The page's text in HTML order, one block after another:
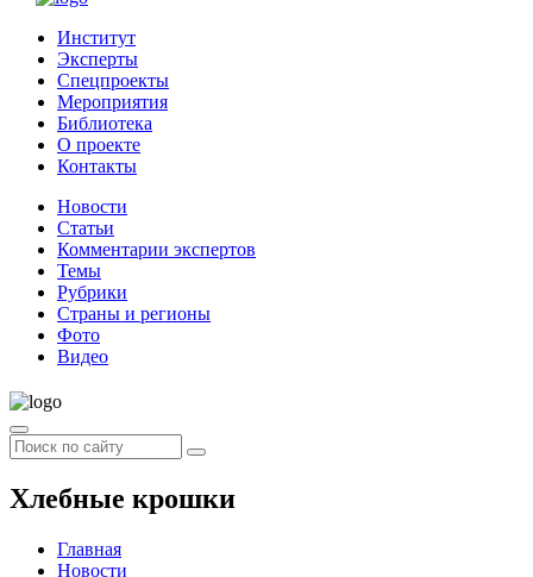
Институт
Эксперты
Спецпроекты
Мероприятия
Библиотека
О проекте
Контакты
Новости
Статьи
Комментарии экспертов
Темы
Рубрики
Страны и регионы
Фото
Видео
Хлебные крошки
Главная
Новости